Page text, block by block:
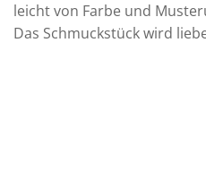
leicht von Farbe und
Das Schmuckstück wird